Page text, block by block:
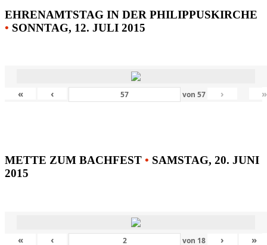
EHRENAMTSTAG IN DER PHILIPPUSKIRCHE
• SONNTAG, 12. JULI 2015
« ‹ von57 › »
METTE ZUM BACHFEST • SAMSTAG, 20. JUNI
2015
« ‹ von 18 › »